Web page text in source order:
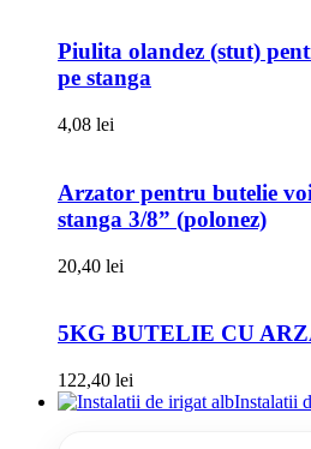
Piulita olandez (stut)
pe stanga
4,08 lei
Arzator pentru butelie
stanga 3/8” (polonez)
20,40 lei
5KG BUTELIE CU
122,40 lei
Instalatii